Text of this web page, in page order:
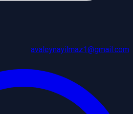
avaleynayilmaz1@gmail.com